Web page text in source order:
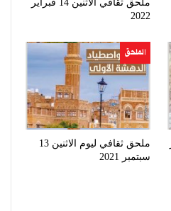
ملحق ثقافي الاثنين 14 فبراير
2022
الملحق
ملحق ثقافي ليوم الاثنين 13
سبتمبر 2021